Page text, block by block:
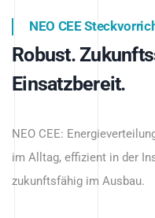
NEO CEE
Robust.
Einsatzbereit.
NEO CEE:
im Alltag, effizient in der
zukunftsfähig im Ausbau.
Intelligenz trifft
Anwendungen – robust,
zukunftsfähig.